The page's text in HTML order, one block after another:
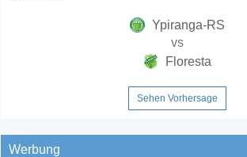
Ypiranga-RS
vs
Floresta
Sehen Vorhersage
Werbung